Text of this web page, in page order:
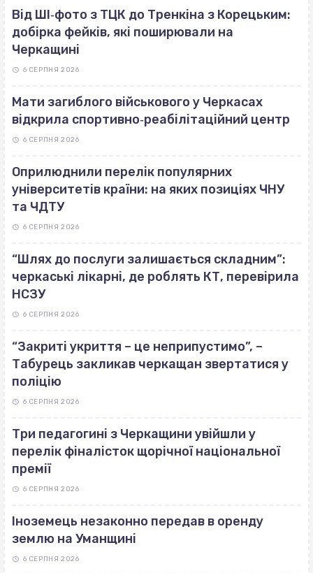
Від ШІ‐фото з ТЦК до Тренкіна з Корецьким:
добірка фейків, які поширювали на
Черкащині
6 СЕРПНЯ 2026
Мати загиблого військового у Черкасах
відкрила спортивно‐реабілітаційний центр
6 СЕРПНЯ 2026
Оприлюднили перелік популярних
університетів країни: на яких позиціях ЧНУ
та ЧДТУ
6 СЕРПНЯ 2026
“Шлях до послуги залишається складним”:
черкаські лікарні, де роблять КТ, перевірила
НСЗУ
6 СЕРПНЯ 2026
“Закриті укриття – це неприпустимо”, –
Табурець закликав черкащан звертатися у
поліцію
6 СЕРПНЯ 2026
Три педагогині з Черкащини увійшли у
перелік фіналісток щорічної національної
премії
6 СЕРПНЯ 2026
Іноземець незаконно передав в оренду
землю на Уманщині
6 СЕРПНЯ 2026